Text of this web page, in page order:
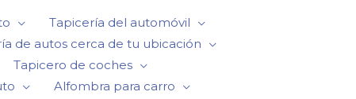
Tapicería del automóvil
de autos cerca de tu ubicación
Tapicero de coches
Alfombra para carro